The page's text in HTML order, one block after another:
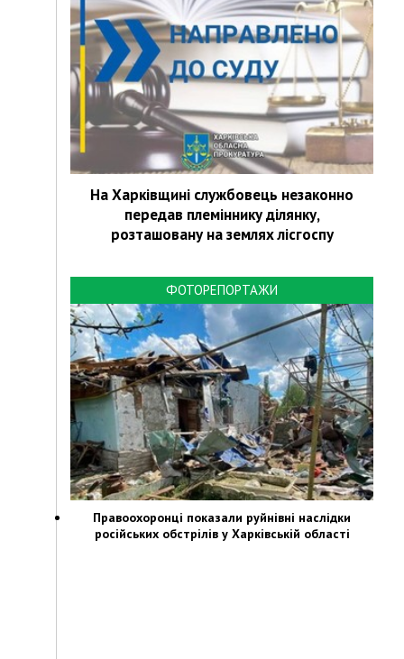
На Харківщині службовець незаконно
передав племіннику ділянку,
розташовану на землях лісгоспу
ФОТОРЕПОРТАЖИ
Правоохоронці показали руйнівні наслідки
російських обстрілів у Харківській області